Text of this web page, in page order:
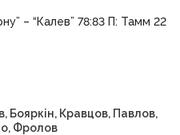
– “Калев” 78:83 П: Тамм 22
Бояркін, Кравцов, Павлов,
Фролов